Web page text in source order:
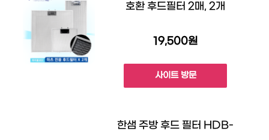
호환 후드필터 2매, 2개
19,500원
사이트 방문
한샘 주방 후드 필터 HDB-